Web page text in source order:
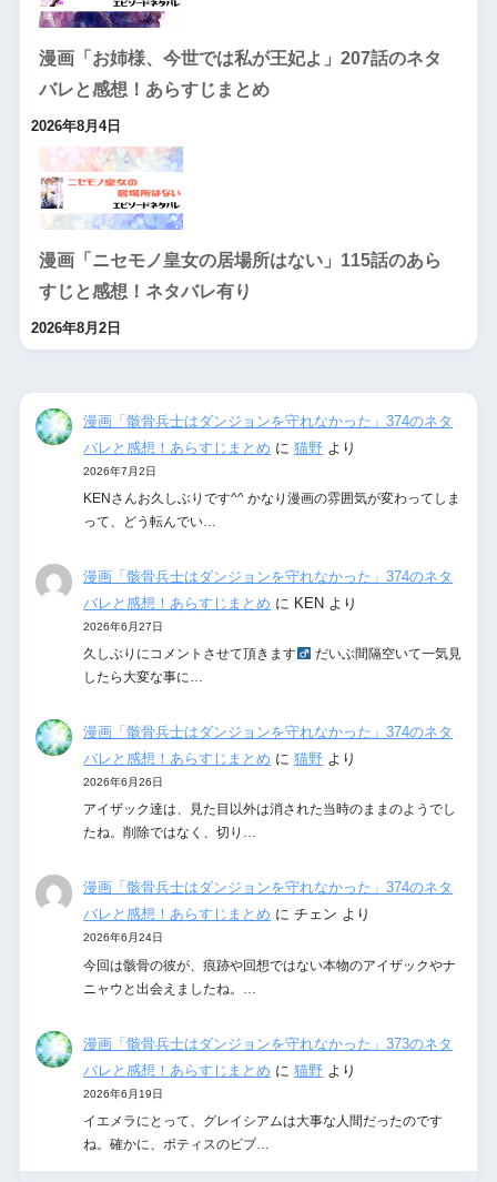
漫画「お姉様、今世では私が王妃よ」207話のネタ
バレと感想！あらすじまとめ
2026年8月4日
漫画「ニセモノ皇女の居場所はない」115話のあら
すじと感想！ネタバレ有り
2026年8月2日
漫画「骸骨兵士はダンジョンを守れなかった」374のネタ
バレと感想！あらすじまとめ に猫野 より
2026年7月2日
KENさんお久しぶりです^^ かなり漫画の雰囲気が変わってしま
って、どう転んでい…
漫画「骸骨兵士はダンジョンを守れなかった」374のネタ
バレと感想！あらすじまとめ に KEN より
2026年6月27日
久しぶりにコメントさせて頂きます‍
だいぶ間隔空いて一気見
したら大変な事に…
漫画「骸骨兵士はダンジョンを守れなかった」374のネタ
バレと感想！あらすじまとめ に猫野 より
2026年6月26日
アイザック達は、見た目以外は消された当時のままのようでし
たね。削除ではなく、切り…
漫画「骸骨兵士はダンジョンを守れなかった」374のネタ
バレと感想！あらすじまとめ にチェン より
2026年6月24日
今回は骸骨の彼が、痕跡や回想ではない本物のアイザックやナ
ニャウと出会えましたね。…
漫画「骸骨兵士はダンジョンを守れなかった」373のネタ
バレと感想！あらすじまとめ に猫野 より
2026年6月19日
イエメラにとって、グレイシアムは大事な人間だったのです
ね。確かに、ボティスのビブ…